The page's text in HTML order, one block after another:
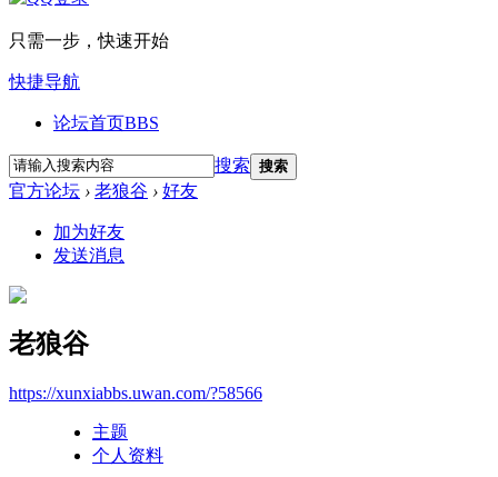
只需一步，快速开始
快捷导航
论坛首页BBS
搜索 搜索
官方论坛 › 老狼谷 › 好友
加为好友
发送消息
老狼谷
https://xunxiabbs.uwan.com/?58566
主题
个人资料